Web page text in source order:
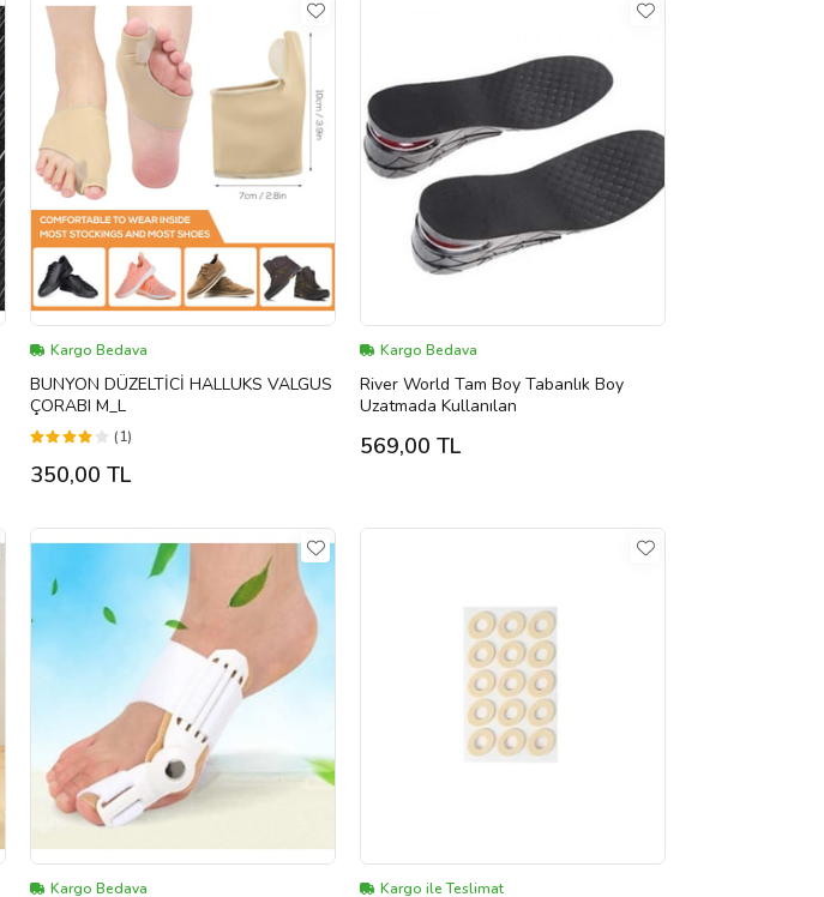
Kargo Bedava
BUNYON DÜZELTİCİ HALLUKS VALGUS
ÇORABI M_L
(1)
350,00 TL
Kargo Bedava
River World Tam Boy Tabanlık Boy
Uzatmada Kullanılan
569,00 TL
Kargo Bedava Kargo ile Teslimat